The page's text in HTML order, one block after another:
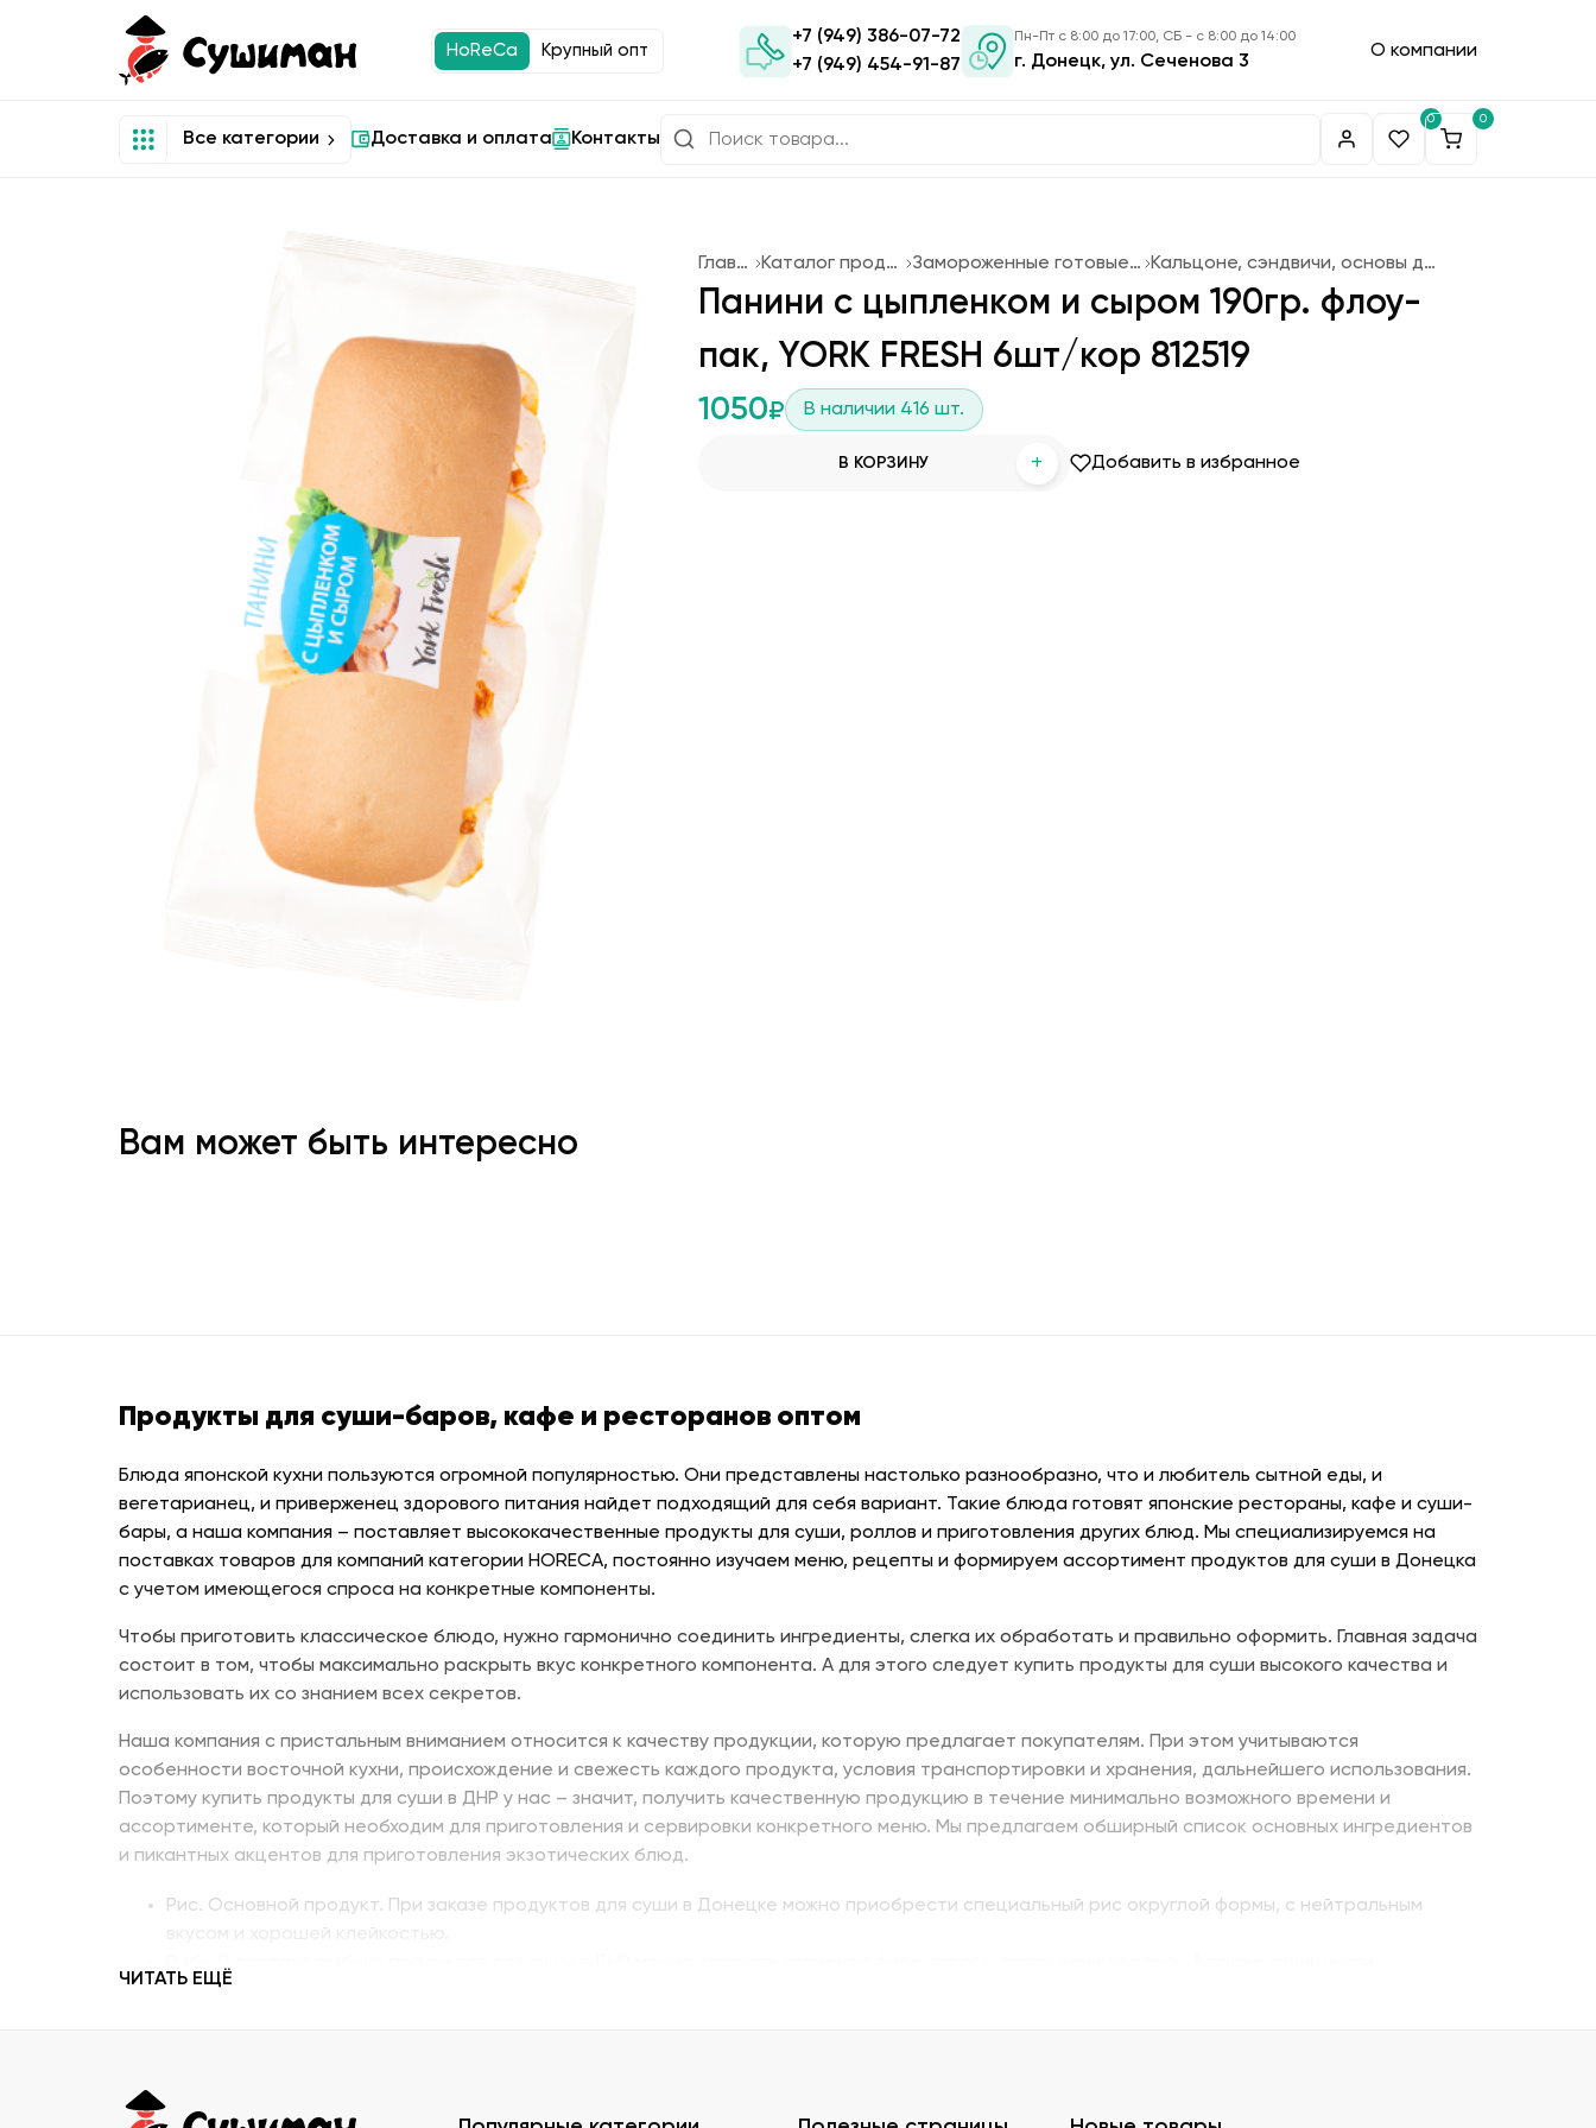
HoReCa Крупный опт
+7 (949) 386-07-72
+7 (949) 454-91-87
Пн-Пт с 8:00 до 17:00, СБ - с 8:00 до 14:00
г. Донецк, ул. Сеченова 3
О компании
Все категории Доставка и оплата Контакты
0 0
Главная Каталог продукции Замороженные готовые блюда Кальцоне, сэндвичи, основы для пиццы
Панини с цыпленком и сыром 190гр. флоу-
пак, YORK FRESH 6шт/кор 812519
1050₽ В наличии 416 шт.
В КОРЗИНУ + Добавить в избранное
Вам может быть интересно
Продукты для суши-баров, кафе и ресторанов оптом
Блюда японской кухни пользуются огромной популярностью. Они представлены настолько разнообразно, что и любитель сытной еды, и
вегетарианец, и приверженец здорового питания найдет подходящий для себя вариант. Такие блюда готовят японские рестораны, кафе и суши-
бары, а наша компания – поставляет высококачественные продукты для суши, роллов и приготовления других блюд. Мы специализируемся на
поставках товаров для компаний категории HORECA, постоянно изучаем меню, рецепты и формируем ассортимент продуктов для суши в Донецка
с учетом имеющегося спроса на конкретные компоненты.
Чтобы приготовить классическое блюдо, нужно гармонично соединить ингредиенты, слегка их обработать и правильно оформить. Главная задача
состоит в том, чтобы максимально раскрыть вкус конкретного компонента. А для этого следует купить продукты для суши высокого качества и
использовать их со знанием всех секретов.
Наша компания с пристальным вниманием относится к качеству продукции, которую предлагает покупателям. При этом учитываются
особенности восточной кухни, происхождение и свежесть каждого продукта, условия транспортировки и хранения, дальнейшего использования.
Поэтому купить продукты для суши в ДНР у нас – значит, получить качественную продукцию в течение минимально возможного времени и
ассортименте, который необходим для приготовления и сервировки конкретного меню. Мы предлагаем обширный список основных ингредиентов
и пикантных акцентов для приготовления экзотических блюд.
Рис. Основной продукт. При заказе продуктов для суши в Донецке можно приобрести специальный рис округлой формы, с нейтральным
Рыбу. В составе рыбных продуктов для суши в ДНР можно заказать копченое филе лосося, охлажденную семгу. А также окунь унаги,
напоминающий сладкое мясо угря, окунь изумидай – вкусный и питательный. Стружка тунца бонито – для последнего штриха к оформлению.
ЧИТАТЬ ЕЩЁ